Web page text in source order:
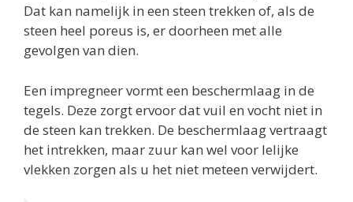
Dat kan namelijk in een steen trekken of, als de
steen heel poreus is, er doorheen met alle
gevolgen van dien.
Een impregneer vormt een beschermlaag in de
tegels. Deze zorgt ervoor dat vuil en vocht niet in
de steen kan trekken. De beschermlaag vertraagt
het intrekken, maar zuur kan wel voor lelijke
vlekken zorgen als u het niet meteen verwijdert.